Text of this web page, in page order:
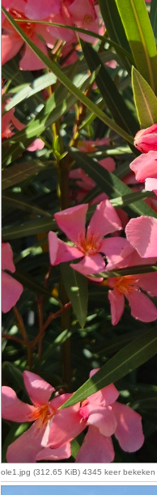
ole1.jpg (312.65 KiB) 4345 keer bekeken